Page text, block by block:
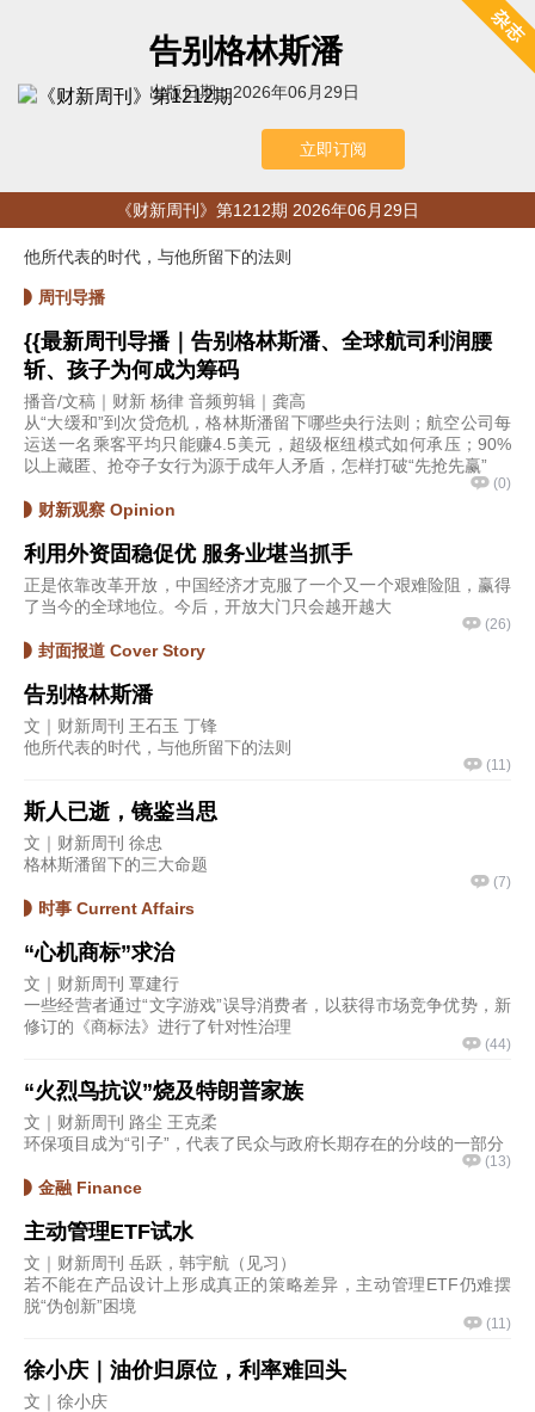
告别格林斯潘
出版日期：2026年06月29日
立即订阅
《财新周刊》第1212期 2026年06月29日
他所代表的时代，与他所留下的法则
周刊导播
{{最新周刊导播｜告别格林斯潘、全球航司利润腰
斩、孩子为何成为筹码
播音/文稿｜财新 杨律 音频剪辑｜龚高
从“大缓和”到次贷危机，格林斯潘留下哪些央行法则；航空公司每
运送一名乘客平均只能赚4.5美元，超级枢纽模式如何承压；90%
以上藏匿、抢夺子女行为源于成年人矛盾，怎样打破“先抢先赢”
(0)
财新观察 Opinion
利用外资固稳促优 服务业堪当抓手
正是依靠改革开放，中国经济才克服了一个又一个艰难险阻，赢得
了当今的全球地位。今后，开放大门只会越开越大
(26)
封面报道 Cover Story
告别格林斯潘
文｜财新周刊 王石玉 丁锋
他所代表的时代，与他所留下的法则
(11)
斯人已逝，镜鉴当思
文｜财新周刊 徐忠
格林斯潘留下的三大命题
(7)
时事 Current Affairs
“心机商标”求治
文｜财新周刊 覃建行
一些经营者通过“文字游戏”误导消费者，以获得市场竞争优势，新
修订的《商标法》进行了针对性治理
(44)
“火烈鸟抗议”烧及特朗普家族
文｜财新周刊 路尘 王克柔
环保项目成为“引子”，代表了民众与政府长期存在的分歧的一部分
(13)
金融 Finance
主动管理ETF试水
文｜财新周刊 岳跃，韩宇航（见习）
若不能在产品设计上形成真正的策略差异，主动管理ETF仍难摆
脱“伪创新”困境
(11)
徐小庆｜油价归原位，利率难回头
文｜徐小庆